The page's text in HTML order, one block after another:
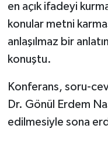
en açık ifadeyi
konular metni
anlaşılmaz bir
konuştu.
Konferans, soru-
Dr. Gönül Erdem
edilmesiyle sona